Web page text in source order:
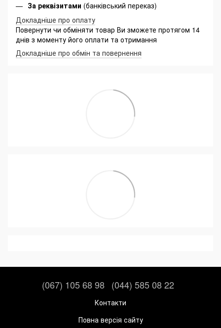
За реквізитами (банківський переказ)
Докладніше про оплату
Повернути чи обміняти товар Ви зможете протягом 14
днів з моменту його оплати та отримання
Докладніше про обмін та повернення
(067) 105 68 98 (044) 585 08 22
Контакти
Повна версія сайту